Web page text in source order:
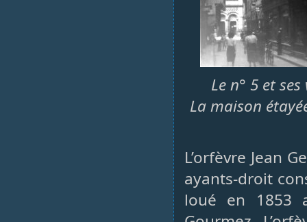
Le n° 5 et
La maison
L’orfèvre Jean
ayants-droit
loué en 1853